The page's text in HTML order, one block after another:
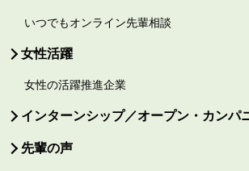
いつでもオンライン先輩相談
女性活躍
女性の活躍推進企業
インターンシップ／オープン・カンパ
先輩の声